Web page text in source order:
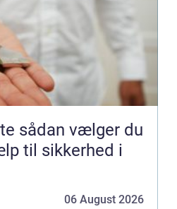
du
til sikkerhed i
06 August 2026